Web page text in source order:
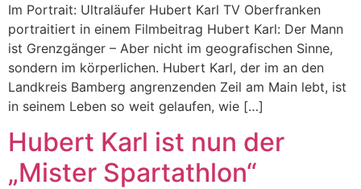
Im Portrait: Ultraläufer Hubert Karl TV Oberfranken
portraitiert in einem Filmbeitrag Hubert Karl: Der Mann
ist Grenzgänger – Aber nicht im geografischen Sinne,
sondern im körperlichen. Hubert Karl, der im an den
Landkreis Bamberg angrenzenden Zeil am Main lebt, ist
in seinem Leben so weit gelaufen, wie […]
Hubert Karl ist nun der
„Mister Spartathlon“